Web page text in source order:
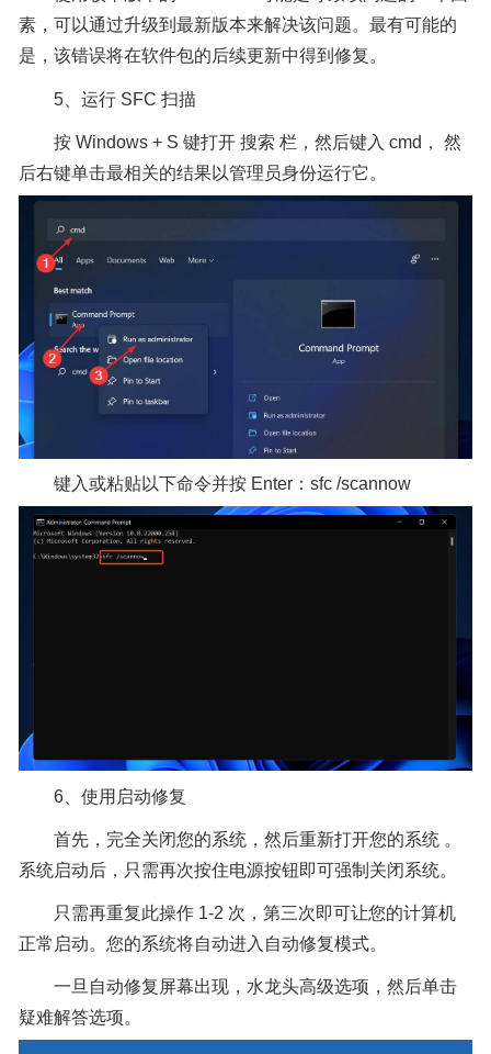
素，可以通过升级到最新版本来解决该问题。最有可能的
是，该错误将在软件包的后续更新中得到修复。
5、运行 SFC 扫描
按 Windows + S 键打开 搜索 栏，然后键入 cmd， 然
后右键单击最相关的结果以管理员身份运行它。
键入或粘贴以下命令并按 Enter：sfc /scannow
6、使用启动修复
首先，完全关闭您的系统，然后重新打开您的系统 。
系统启动后，只需再次按住电源按钮即可强制关闭系统。
只需再重复此操作 1-2 次，第三次即可让您的计算机
正常启动。您的系统将自动进入自动修复模式。
一旦自动修复屏幕出现，水龙头高级选项，然后单击
疑难解答选项。